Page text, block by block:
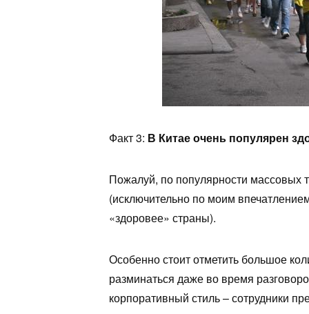
Факт 3: В Китае очень популярен
Пожалуй, по популярности массовых
(исключительно по моим
«здоровее» страны).
Особенно стоит отметить большое
разминаться даже во время
корпоративный стиль – сотрудники